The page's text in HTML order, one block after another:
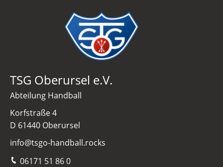
TSG Oberursel e.V.
Abteilung Handball
Korfstraße 4
D 61440 Oberursel
info@tsgo-handball.rocks
06171 51 86 0